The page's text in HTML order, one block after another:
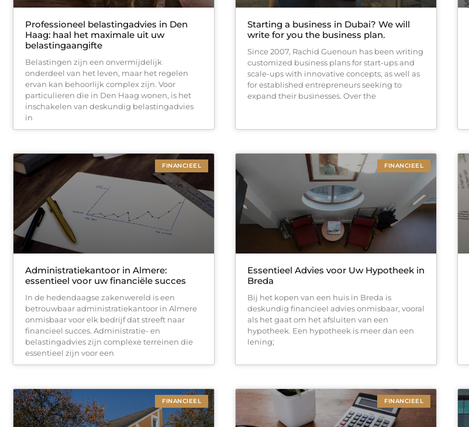
Professioneel belastingadvies in Den
Haag: haal het maximale uit uw
belastingaangifte
Belastingen zijn een onvermijdelijk
onderdeel van het leven, maar het regelen
ervan kan behoorlijk complex zijn. Voor
particulieren die in Den Haag wonen, is het
inschakelen van deskundig belastingadvies
in
Starting a business in Dubai? We will
write for you the business plan.
Since 2007, Rachid Guenoun has been writing
customized business plans for start-ups and
scale-ups with innovative concepts, as well as
for established entrepreneurs seeking to
expand their businesses. Over the
FINANCIEEL
Administratiekantoor in Almere:
essentieel voor uw financiële succes
In de hedendaagse zakenwereld is een
betrouwbaar administratiekantoor in Almere
onmisbaar voor elk bedrijf dat streeft naar
financieel succes. Administratie- en
belastingadvies zijn complexe terreinen die
essentieel zijn voor een
FINANCIEEL
Essentieel Advies voor Uw Hypotheek in
Breda
Bij het kopen van een huis in Breda is
deskundig financieel advies onmisbaar, vooral
als het gaat om het afsluiten van een
hypotheek. Een hypotheek is meer dan een
lening;
FINANCIEEL FINANCIEEL